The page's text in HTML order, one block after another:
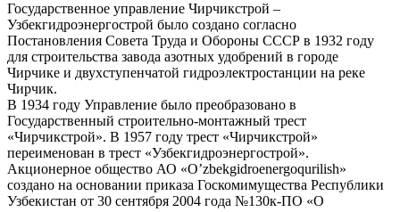
Государственное управление Чирчикстрой –
Узбекгидроэнергострой было создано согласно
Постановления Совета Труда и Обороны СССР в 1932 году
для строительства завода азотных удобрений в городе
Чирчике и двухступенчатой гидроэлектростанции на реке
Чирчик.
В 1934 году Управление было преобразовано в
Государственный строительно-монтажный трест
«Чирчикстрой». В 1957 году трест «Чирчикстрой»
переименован в трест «Узбекгидроэнергострой».
Акционерное общество АО «O’zbekgidroenergoqurilish»
создано на основании приказа Госкомимущества Республики
Узбекистан от 30 сентября 2004 года №130к-ПО «О